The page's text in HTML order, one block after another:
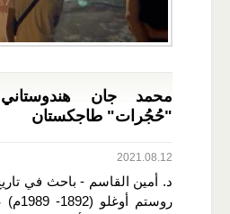
محمد جان
"حُجُرات" طاجكستان
2021.08.12
د. أمين القاسم - باحث في
روستم